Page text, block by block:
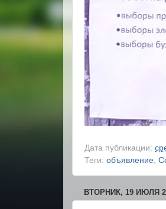
Дата публикации:
Теги: объявление
ВТОРНИК, 19 ИЮЛЯ